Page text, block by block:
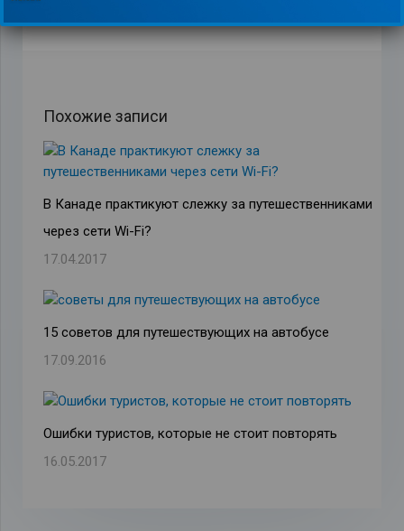
Похожие записи
В Канаде практикуют слежку за путешественниками
через сети Wi-Fi?
17.04.2017
15 советов для путешествующих на автобусе
17.09.2016
Ошибки туристов, которые не стоит повторять
16.05.2017